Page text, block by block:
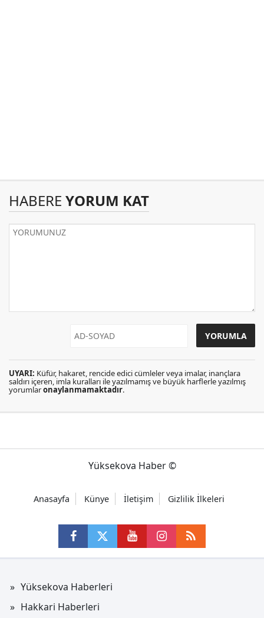
HABERE YORUM KAT
UYARI: Küfür, hakaret, rencide edici cümleler veya imalar, inançlara
saldırı içeren, imla kuralları ile yazılmamış ve büyük harflerle yazılmış
yorumlaronaylanmamaktadır.
Yüksekova Haber ©
Anasayfa Künye İletişim Gizlilik İlkeleri
Yüksekova Haberleri
Hakkari Haberleri